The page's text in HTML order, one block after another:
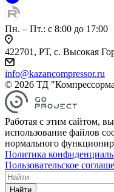
Пн. – Пт.: с 8:00 до 17:00
422701, РТ, с. Высокая
info@kazancompressor.ru
© 2026 ТД
Работая с этим сайтом,
использование файлов
нормального
Политика
Пользовательское
Найти